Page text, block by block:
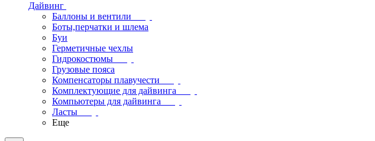
Дайвинг
Баллоны и вентили
Боты,перчатки и шлема
Буи
Герметичные чехлы
Гидрокостюмы
Грузовые пояса
Компенсаторы плавучести
Комплектующие для дайвинга
Компьютеры для дайвинга
Ласты
Еще